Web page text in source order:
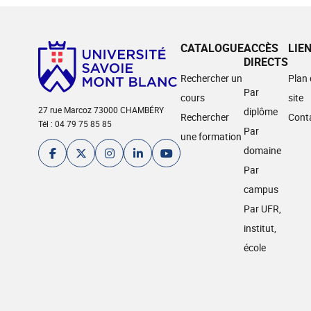
27 rue Marcoz 73000 CHAMBÉRY
Tél : 04 79 75 85 85
CATALOGUE
Rechercher un
cours
Rechercher
une formation
ACCÈS
DIRECTS
Par
diplôme
Par
domaine
Par
campus
Par UFR,
institut,
école
Plan
site